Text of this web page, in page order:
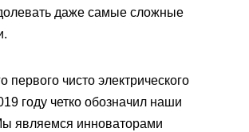
даже самые сложные
первого чисто электрического
году четко обозначил наши
являемся инноваторами